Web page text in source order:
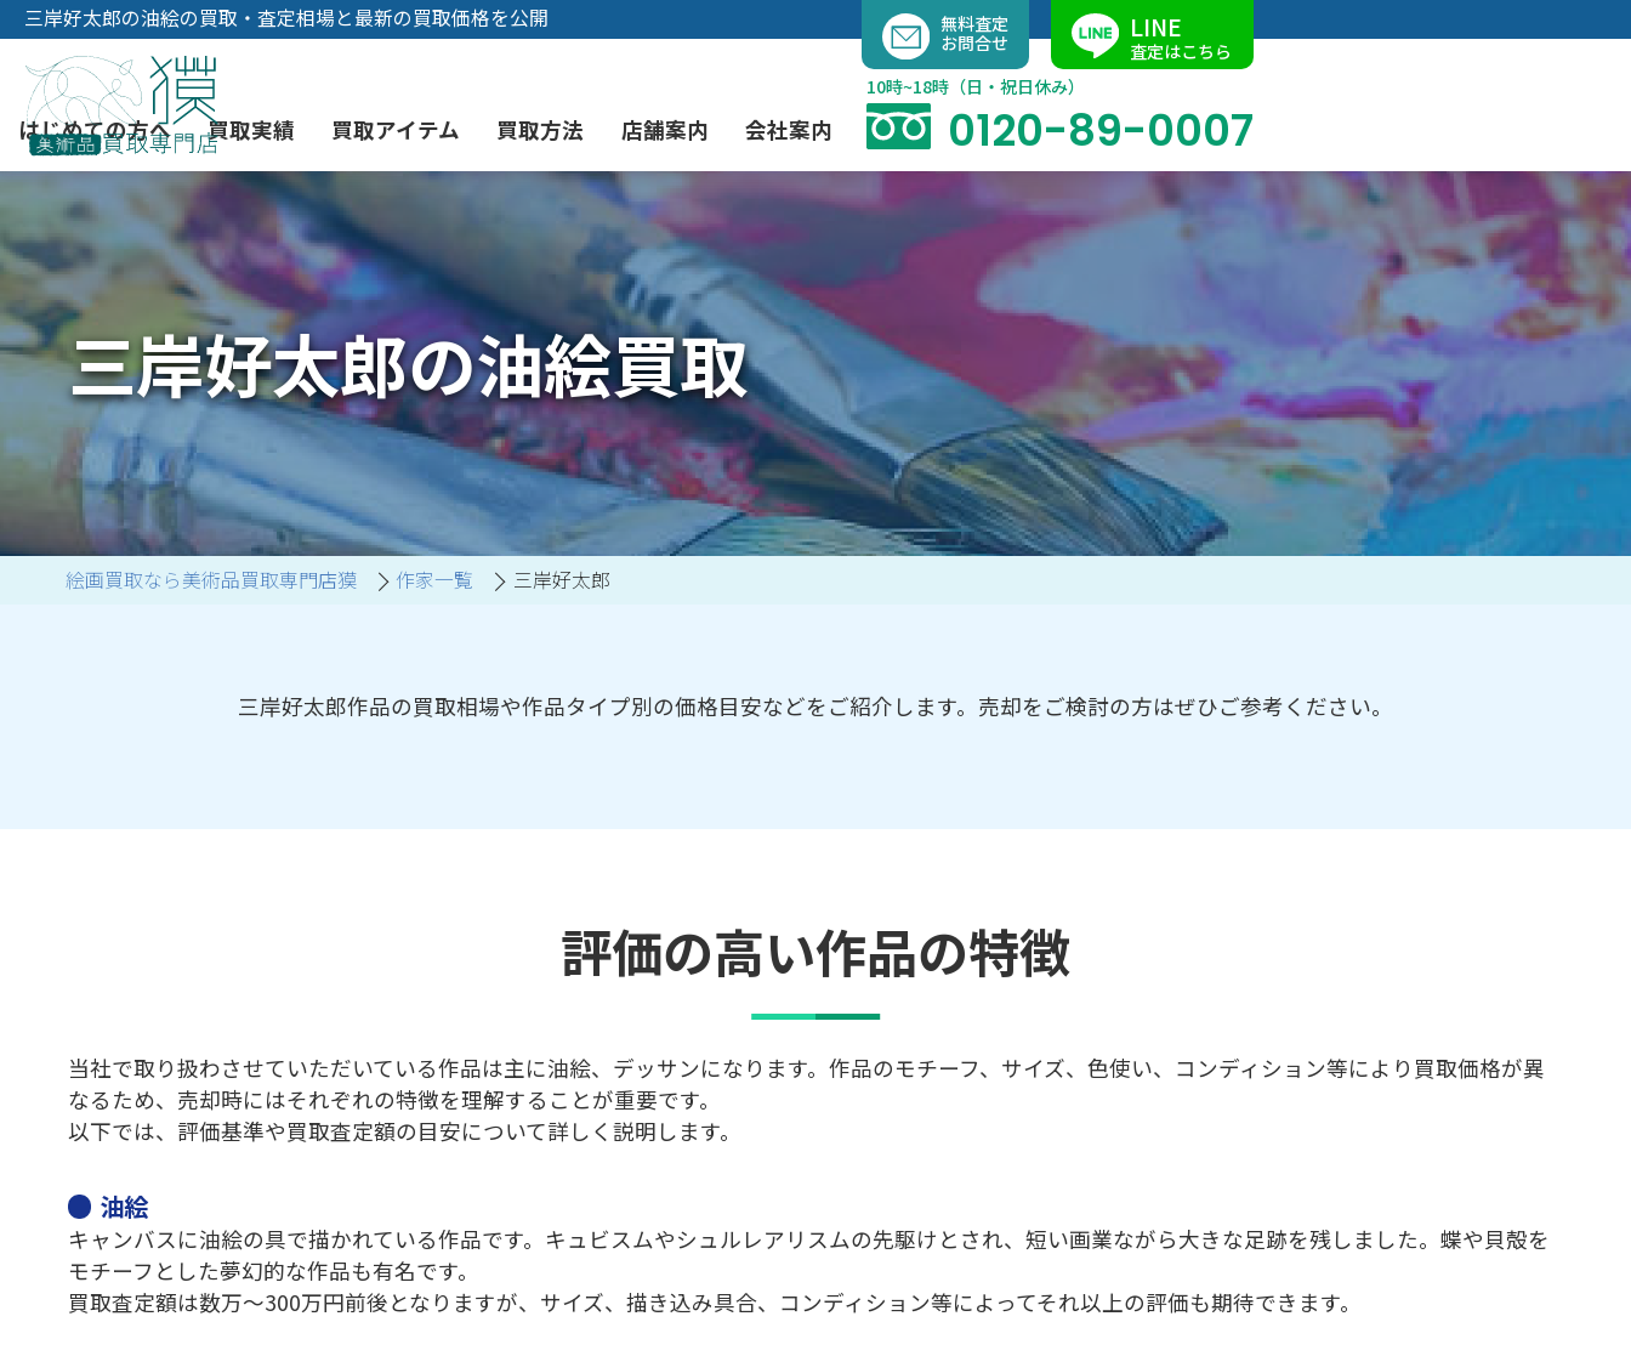
容
キ
ッ
プ
三岸好太郎の油絵の買取・査定相場と最新の買取価格を公開
はじめての方へ
初めての美術品売却 よくあるご質問
YOUTUBE instagram Facebook
買取実績 買取アイテム
絵画買取 現代アート買取
骨董品買取 茶道具買取 陶磁器・陶器買取
西洋アンティーク買取 彫刻・ブロンズ買取 美術品・古美術品買取
中国骨董品買取 工芸品買取 ジュエリー・ウォッチ買取
買取方法
3つの買取方法 出張買取（無料）
宅配・郵送買取 業者間オークション出品代行 催事買取
時価評価サービス
店舗案内
東京店 大阪店
会社案内
会社概要 当社の特徴
消費者志向自主宣言
無料査定
お問合せ
LINE
査定はこちら
10時~18時（日・祝日休み）
0120-89-0007
三岸好太郎の油絵買取
絵画買取なら美術品買取専門店獏 作家一覧 三岸好太郎
三岸好太郎作品の買取相場や作品タイプ別の価格目安などをご紹介します。売却をご検討の方はぜひご参考ください。
評価の高い作品の特徴
当社で取り扱わさせていただいている作品は主に油絵、デッサンになります。作品のモチーフ、サイズ、色使い、コンディション等により買取価格が異
なるため、売却時にはそれぞれの特徴を理解することが重要です。
以下では、評価基準や買取査定額の目安について詳しく説明します。
油絵
キャンバスに油絵の具で描かれている作品です。キュビスムやシュルレアリスムの先駆けとされ、短い画業ながら大きな足跡を残しました。蝶や貝殻を
モチーフとした夢幻的な作品も有名です。
買取査定額は数万～300万円前後となりますが、サイズ、描き込み具合、コンディション等によってそれ以上の評価も期待できます。